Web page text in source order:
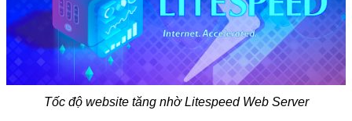
Tốc độ website tăng nhờ Litespeed Web Server